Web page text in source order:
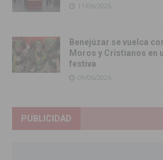
11/06/2026
Benejúzar se vuelca
Moros y Cristianos en
festiva
09/06/2026
PUBLICIDAD